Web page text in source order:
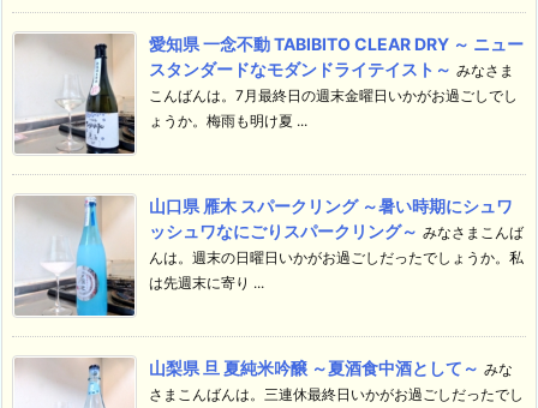
愛知県 一念不動 TABIBITO CLEAR DRY ～ ニュー
スタンダードなモダンドライテイスト～ みなさま
こんばんは。7月最終日の週末金曜日いかがお過ごしでし
ょうか。梅雨も明け夏 ...
山口県 雁木 スパークリング ～暑い時期にシュワ
ッシュワなにごりスパークリング～ みなさまこんば
んは。週末の日曜日いかがお過ごしだったでしょうか。私
は先週末に寄り ...
山梨県 旦 夏純米吟醸 ～夏酒食中酒として～ みな
さまこんばんは。三連休最終日いかがお過ごしだったでし